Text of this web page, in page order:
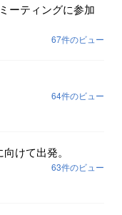
ーティングに参加
67件のビュー
64件のビュー
けて出発。
63件のビュー